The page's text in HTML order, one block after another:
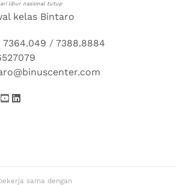
libur nasional tutup
kelas Bintaro
7364.049 / 7388.8884
sama dengan